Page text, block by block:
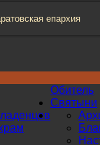
епархия
Обитель
Святыни